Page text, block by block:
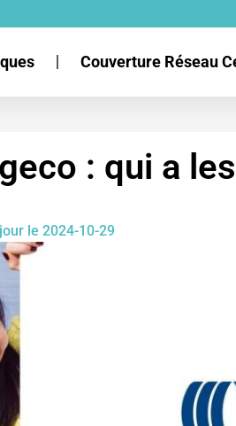
Couverture Réseau
: qui a
le 2024-10-29